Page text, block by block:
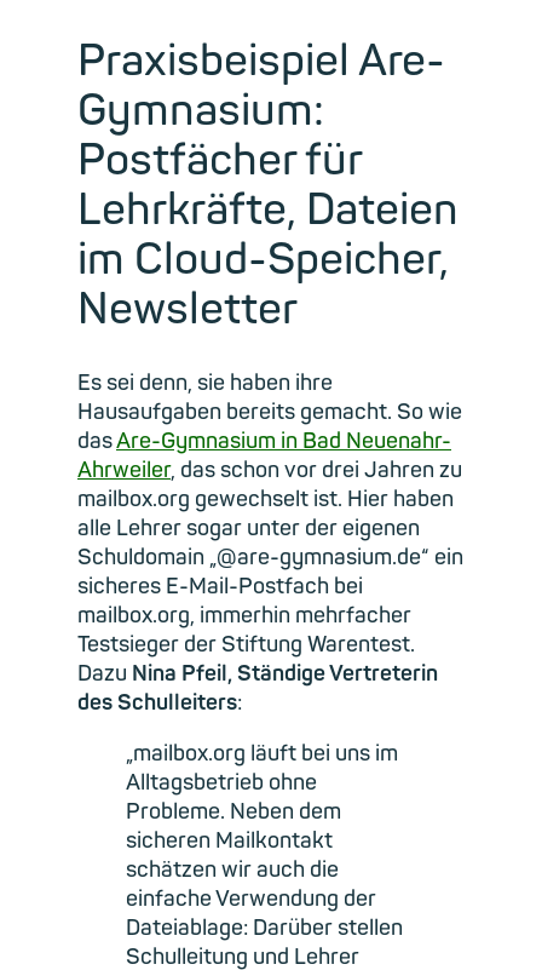
Praxisbeispiel Are-
Gymnasium:
Postfächer für
Lehrkräfte, Dateien
im Cloud-Speicher,
Newsletter
Es sei denn, sie haben ihre
Hausaufgaben bereits gemacht. So wie
dasAre-Gymnasium in Bad Neuenahr-
Ahrweiler, das schon vor drei Jahren zu
mailbox.org gewechselt ist. Hier haben
alle Lehrer sogar unter der eigenen
Schuldomain „@are-gymnasium.de“ ein
sicheres E-Mail-Postfach bei
mailbox.org, immerhin mehrfacher
Testsieger der Stiftung Warentest.
Dazu Nina Pfeil, Ständige Vertreterin
des Schulleiters:
„mailbox.org läuft bei uns im
Alltagsbetrieb ohne
Probleme. Neben dem
sicheren Mailkontakt
schätzen wir auch die
einfache Verwendung der
Dateiablage: Darüber stellen
Schulleitung und Lehrer